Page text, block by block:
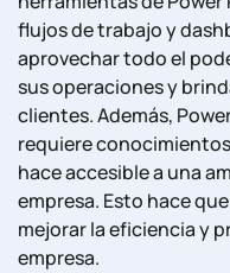
flujos de trabajo y
aprovechar todo el
sus operaciones y
clientes. Además,
requiere
hace accesible a una
empresa. Esto hace
mejorar la eficiencia y
empresa.